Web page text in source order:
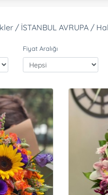
/ İSTANBUL AVRUPA /
Fiyat Aralığı